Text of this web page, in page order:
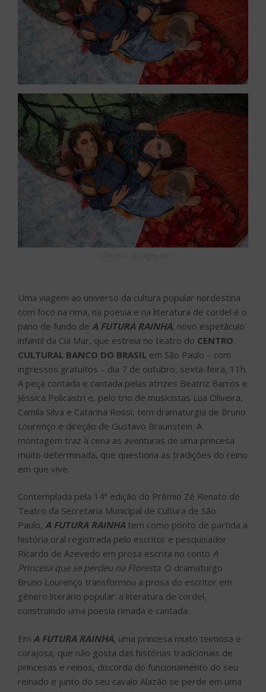
Uma viagem ao universo da cultura popular nordestina
com foco na rima, na poesia e na literatura de cordel é o
pano de fundo de A FUTURA RAINHA, novo espetáculo
infantil da Cia Mar, que estreia no teatro do CENTRO
CULTURAL BANCO DO BRASIL em São Paulo – com
ingressos gratuitos – dia 7 de outubro, sexta-feira, 11h.
A peça contada e cantada pelas atrizes Beatriz Barros e
Jéssica Policastri e, pelo trio de musicistas Lua Oliveira,
Camila Silva e Catarina Rossi, tem dramaturgia de Bruno
Lourenço e direção de Gustavo Braunstein. A
montagem traz à cena as aventuras de uma princesa
muito determinada, que questiona as tradições do reino
em que vive.
Contemplada pela 14ª edição do Prêmio Zé Renato de
Teatro da Secretaria Municipal de Cultura de São
Paulo, A FUTURA RAINHA tem como ponto de partida a
história oral registrada pelo escritor e pesquisador
Ricardo de Azevedo em prosa escrita no conto A
Princesa que se perdeu na Floresta. O dramaturgo
Bruno Lourenço transformou a prosa do escritor em
gênero literário popular: a literatura de cordel,
construindo uma poesia rimada e cantada.
Em A FUTURA RAINHA, uma princesa muito teimosa e
corajosa, que não gosta das histórias tradicionais de
princesas e reinos, discorda do funcionamento do seu
reinado e junto do seu cavalo Alazão se perde em uma